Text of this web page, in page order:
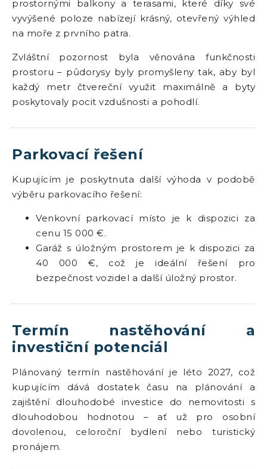
prostornými balkony a terasami, které díky své
vyvýšené poloze nabízejí krásný, otevřený výhled
na moře z prvního patra.
Zvláštní pozornost byla věnována funkčnosti
prostoru – půdorysy byly promyšleny tak, aby byl
každý metr čtvereční využit maximálně a byty
poskytovaly pocit vzdušnosti a pohodlí.
Parkovací řešení
Kupujícím je poskytnuta další výhoda v podobě
výběru parkovacího řešení:
Venkovní parkovací místo je k dispozici za
cenu 15 000 €.
Garáž s úložným prostorem je k dispozici za
40 000 €, což je ideální řešení pro
bezpečnost vozidel a další úložný prostor.
Termín nastěhování a
investiční potenciál
Plánovaný termín nastěhování je léto 2027, což
kupujícím dává dostatek času na plánování a
zajištění dlouhodobé investice do nemovitosti s
dlouhodobou hodnotou – ať už pro osobní
dovolenou, celoroční bydlení nebo turistický
pronájem.